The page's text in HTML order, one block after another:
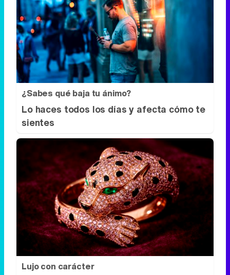
¿Sabes qué baja tu ánimo?
Lo haces todos los días y afecta cómo te
sientes
Lujo con carácter